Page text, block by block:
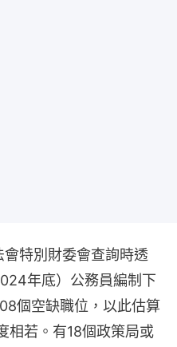
特別財委會查詢時透
年底）公務員編制下
個空缺職位，以此估算
相若。有18個政策局或